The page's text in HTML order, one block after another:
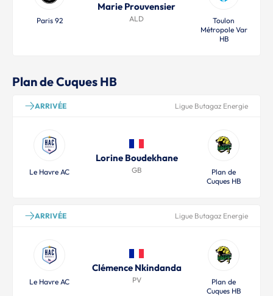
Paris 92
Marie Prouvensier
ALD
Toulon
Métropole Var
HB
Plan de Cuques HB
ARRIVÉE Ligue Butagaz Energie
Le Havre AC
Lorine Boudekhane
GB
Plan de
Cuques HB
ARRIVÉE Ligue Butagaz Energie
Le Havre AC
Clémence Nkindanda
PV
Plan de
Cuques HB